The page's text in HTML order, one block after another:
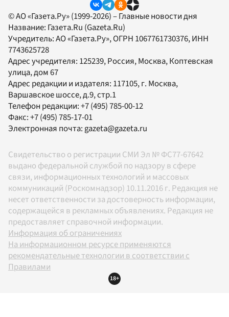
© АО «Газета.Ру» (1999-2026) – Главные новости дня
Название: Газета.Ru (Gazeta.Ru)
Учредитель:АО «Газета.Ру», ОГРН 1067761730376, ИНН
7743625728
Адрес учредителя: 125239, Россия, Москва, Коптевская
улица, дом 67
Адрес редакции и издателя: 117105, г. Москва,
Варшавское шоссе, д.9, стр.1
Телефон редакции:+7 (495) 785-00-12
Факс:+7 (495) 785-17-01
Электронная почта: gazeta@gazeta.ru
Свидетельство о регистрации СМИ Эл № ФС77-67642
выдано федеральной службой по надзору в сфере
связи, информационных технологий и массовых
коммуникаций (Роскомнадзор) 10.11.2016 г. Редакция не
несет ответственности за достоверность информации,
содержащейся в рекламных объявлениях. Редакция не
предоставляет справочной информации.
Информация об ограничениях
На информационном ресурсе применяются
рекомендательные технологии в соответствии с
Правилами
18+